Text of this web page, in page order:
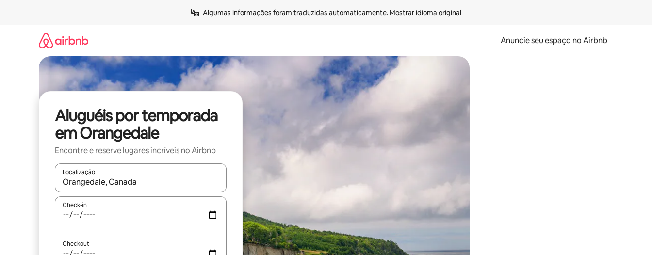
Algumas informações foram traduzidas automaticamente. Mostrar idioma original
Anuncie seu espaço no Airbnb
Aluguéis por temporada
em Orangedale
Encontre e reserve lugares incríveis no Airbnb
Localização
Quando os resultados estiverem disponíveis, explore-os usando as seta para cima e para baixo do teclado ou tocando e deslizando o dedo na tela.
Check-in
Checkout